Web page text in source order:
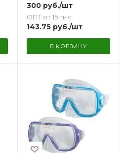
300руб./шт
ОПТ от 15 тыс.
143.75руб./шт
В КОРЗИНУ